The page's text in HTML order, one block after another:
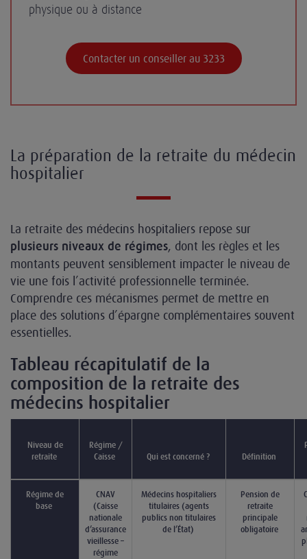
physique ou à distance
Contacter un conseiller au 3233
La préparation de la retraite du médecin
hospitalier
La retraite des médecins hospitaliers repose sur
plusieurs niveaux de régimes, dont les règles et les
montants peuvent sensiblement impacter le niveau de
vie une fois l’activité professionnelle terminée.
Comprendre ces mécanismes permet de mettre en
place des solutions d’épargne complémentaires souvent
essentielles.
Tableau récapitulatif de la
composition de la retraite des
médecins hospitalier
Niveau de
retraite
Régime /
Caisse
Qui est concerné ? Définition
Régime de
base
CNAV
(Caisse
nationale
d’assurance
vieillesse –
régime
Médecins hospitaliers
titulaires (agents
publics non titulaires
de l’État)
Pension de
retraite
principale
obligatoire